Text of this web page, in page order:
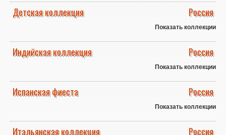
Детская коллекция Россия
Показать коллекции
Индийская коллекция Россия
Показать коллекции
Испанская фиеста Россия
Показать коллекции
Итальянская коллекция Россия